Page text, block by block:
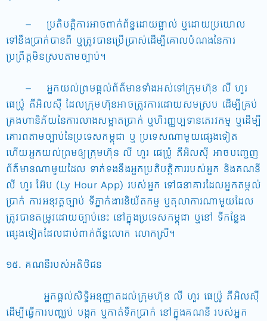
– ប្រតិបត្តិការអាចពាក់ព័ន្ធដោយផ្ទាល់ ឬដោយប្រយោល
ទៅនឹងប្រាក់បានពី ឬត្រូវបានប្រើប្រាស់ដើម្បីគោលបំណងនៃការ
ប្រព្រឹត្តមិនស្របតាមច្បាប់។
– អ្នកយល់ព្រមផ្តល់ព័ត៌មានទាំងអស់ទៅក្រុមហ៊ុន លី ហួរ
ផេប៉្រូ ភីអិលស៊ី ដែលក្រុមហ៊ុនអាចត្រូវការដោយសមស្រប ដើម្បីគ្រប់
គ្រងហានិភ័យនៃការលាងសម្អាតប្រាក់ ឬហិរញ្ញប្បទានភេរវកម្ម ឬដើម្បី
គោរពតាមច្បាប់នៃប្រទេសកម្ពុជា ឬ ប្រទេសណាមួយផ្សេងទៀត
ហើយអ្នកយល់ព្រមឲ្យក្រុមហ៊ុន លី ហួរ ផេប៉្រូ ភីអិលស៊ី អាចបញ្ចេញ
ព័ត៌មានណាមួយដែល ទាក់ទងនឹងអ្នកប្រតិបត្តិការរបស់អ្នក និងគណនី
លី ហួរ អ៊ែប (Ly Hour App) របស់អ្នក ទៅធនាគារដែលអ្នកតម្កល់
ប្រាក់ ការអនុវត្តច្បាប់ ទីភ្នាក់ងារនិយ័តកម្ម ឬតុលាការណាមួយដែល
ត្រូវបានតម្រូវដោយច្បាប់នេះ នៅក្នុងប្រទេសកម្ពុជា ឬនៅ ទីកន្លែង
ផ្សេងទៀតដែលជាប់ពាក់ព័ន្ធលោក លោកស្រី។
១៥. គណនីរបស់អតិថិជន
អ្នកផ្តល់សិទ្ធិអនុញ្ញាតដល់ក្រុមហ៊ុន លី ហួរ ផេប្រ៉ូ ភីអិលស៊ី
ដើម្បីធ្វើការបញ្ឈប់ បង្កក ឬកាត់ទឹកប្រាក់ នៅក្នុងគណនី របស់អ្នក